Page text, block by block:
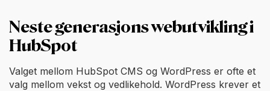
Neste generasjons webutvikling i
HubSpot
Valget mellom HubSpot CMS og WordPress er ofte et
valg mellom vekst og vedlikehold. WordPress krever et